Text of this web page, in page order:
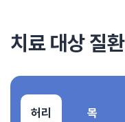
치료 대상 질환
허리 목